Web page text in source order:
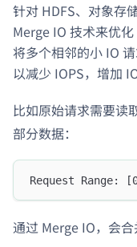
针对 HDFS、对象存
Merge IO 技术来优
将多个相邻的小 IO
以减少 IOPS，增加
比如原始请求需要读
部分数据：
Request
通过 Merge IO，会合